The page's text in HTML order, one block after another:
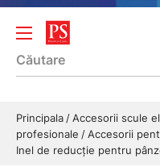
Principala Accesorii scule
profesionale
Accesorii
Inel de reducţie pentru